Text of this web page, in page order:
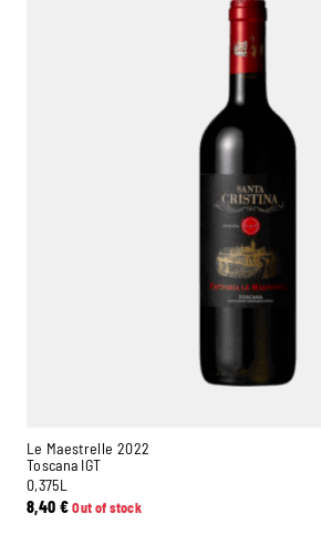
Le Maestrelle 2022
Toscana IGT
0,375L
8,40 € Out of stock